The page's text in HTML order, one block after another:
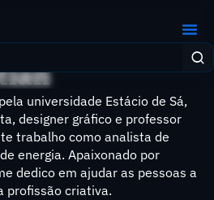
universidade Estácio de Sá,
designer gráfico e professor
trabalho como analista de
energia. Apaixonado por
dedico em ajudar as pessoas a
profissão criativa.